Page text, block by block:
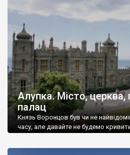
Алупка. Місто, церква,
палац
Князь Воронцов був чи не
часу, але давайте не будемо